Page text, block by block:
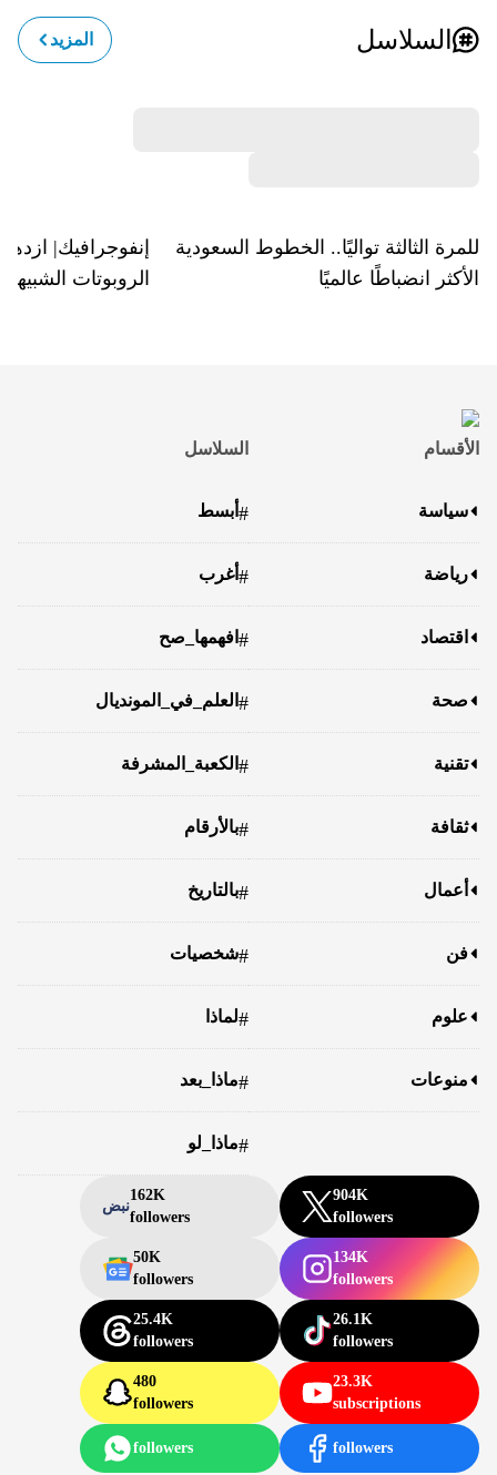
السلاسل المزيد
للمرة الثالثة تواليًا.. الخطوط السعودية
الأكثر انضباطًا عالميًا
إنفوجرافيك|
الروبوتات
الأقسام
سياسة
رياضة
اقتصاد
صحة
تقنية
ثقافة
أعمال
فن
علوم
منوعات
السلاسل
# أبسط
#أغرب
# افهمها_صح
# العلم_في_المونديال
# الكعبة_المشرفة
#بالأرقام
#بالتاريخ
#شخصيات
#لماذا
#ماذا_بعد
#ماذا_لو
904K
followers
162K
followers
نبض
134K
followers
50K
followers
26.1K
followers
25.4K
followers
23.3K
subscriptions
480
followers
followers
followers